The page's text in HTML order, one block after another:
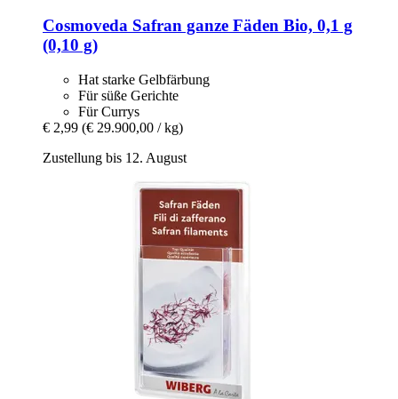
Cosmoveda Safran ganze Fäden Bio, 0,1 g
(0,10 g)
Hat starke Gelbfärbung
Für süße Gerichte
Für Currys
€ 2,99 (€ 29.900,00 / kg)
Zustellung bis 12. August